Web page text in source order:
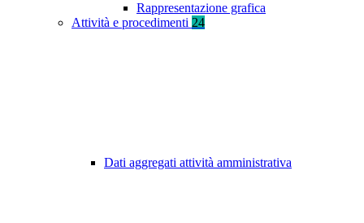
Rappresentazione grafica
Attività e procedimenti 24
Dati aggregati attività amministrativa